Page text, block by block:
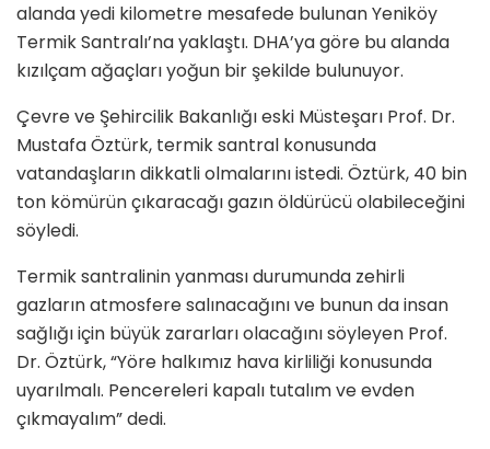
alanda yedi kilometre mesafede bulunan Yeniköy
Termik Santralı’na yaklaştı. DHA’ya göre bu alanda
kızılçam ağaçları yoğun bir şekilde bulunuyor.
Çevre ve Şehircilik Bakanlığı eski Müsteşarı Prof. Dr.
Mustafa Öztürk, termik santral konusunda
vatandaşların dikkatli olmalarını istedi. Öztürk, 40 bin
ton kömürün çıkaracağı gazın öldürücü olabileceğini
söyledi.
Termik santralinin yanması durumunda zehirli
gazların atmosfere salınacağını ve bunun da insan
sağlığı için büyük zararları olacağını söyleyen Prof.
Dr. Öztürk, “Yöre halkımız hava kirliliği konusunda
uyarılmalı. Pencereleri kapalı tutalım ve evden
çıkmayalım” dedi.